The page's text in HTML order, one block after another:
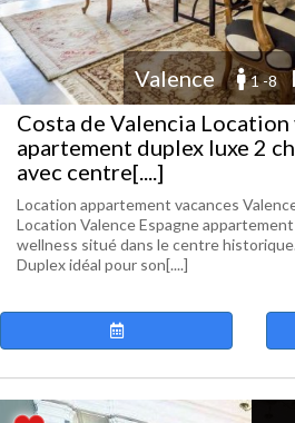
Valence 1 -8
Costa de Valencia Location
apartement duplex luxe 2
avec centre[....]
Location appartement vacances
Location Valence Espagne
wellness situé dans le centre
Duplex idéal pour son[....]